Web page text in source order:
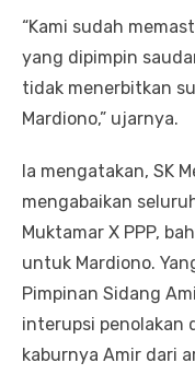
“Kami sudah
yang dipimpin
tidak menerbitkan
Mardiono,” ujarnya.
Ia mengatakan, SK
mengabaikan
Muktamar X PPP,
untuk Mardiono.
Pimpinan Sidang
interupsi penolakan
kaburnya Amir dari